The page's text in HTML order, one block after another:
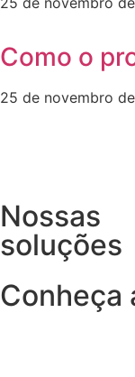
Como o
25 de novembro
Nossas
soluções
Conheça